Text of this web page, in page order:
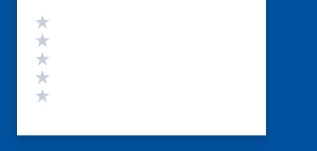
Valutazione